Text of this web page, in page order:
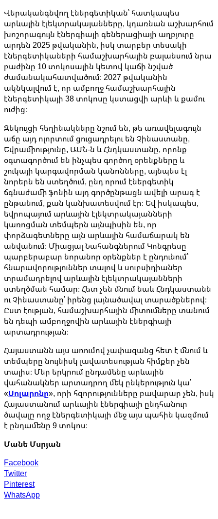
Վերականգնվող էներգետիկան՝ հատկապես
արևային էլեկտրակայանները, կդառնան աշխարհում
խոշորագույն էներգիայի գեներացիայի աղբյուրը
արդեն 2025 թվականին, իսկ տարբեր տեսակի
էներգետիկաների համաշխարհային բալանսում նրա
բաժինը 10 տոկոսային կետով կաճի նշված
ժամանակահատվածում։ 2027 թվականին
ակնկալվում է, որ ամբողջ համաշխարհային
էներգետիկայի 38 տոկոսը կստացվի արևի և քամու
ուժից։
Զեկույցի հեղինակները նշում են, թե առավելագույն
աճը այդ ոլորտում ցուցադրելու են Չինաստանը,
Եվրամիությունը, ԱՄՆ-ն և Հնդկաստանը, որոնք
օգտագործում են ինչպես գործող օրենքները և
շուկայի կարգավորման կանոնները, այնպես էլ
նորերն են ստեղծում, ընդ որում էներգետիկ
ճգնաժամի ֆոնին այդ գործընթացն ավելի արագ է
ընթանում, քան կանխատեսվում էր։ Եվ իսկապես,
եվրոպայում արևային էլեկտրակայանների
կառոցման տեմպերն այնպիսին են, որ
փորձագետները այն արևային համաճարակ են
անվանում։ Միացյալ Նահանգներում Կոնգրեսը
պարբերաբար նորանոր օրենքներ է ընդունում՝
հնարավորություններ տալով և սուբսիդիաներ
տրամադրելով արևային էլեկտրակայանների
ստեղծման համար։ Հետ չեն մնում նաև Հնդկաստանն
ու Չինաստանը՝ իրենց լայնածավալ տարածքներով։
Ըստ էության, համաշխարհային միտումները տանում
են դեպի ամբողջովին արևային էներգիայի
արտադրության։
Հայաստանն այս առումով չափազանց հետ է մնում և
տեմպերը նույնիսկ լավատեսության հիմքեր չեն
տալիս։ Մեր երկրում ընդամենը արևային
վահանակներ արտադրող մեկ ընկերություն կա՝
«Սոլարոնը», որի հզորությունները բավարար չեն, իսկ
Հայաստանում արևային էներգիայի ընդհանուր
ծավալը ողջ էներգետիկայի մեջ այս պահին կազմում
է ընդամենը 9 տոկոս։
Մանե Մսրյան
Facebook
Twitter
Pinterest
WhatsApp